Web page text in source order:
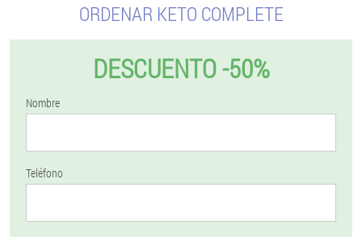
ORDENAR KETO COMPLETE
DESCUENTO -50%
Nombre
Teléfono